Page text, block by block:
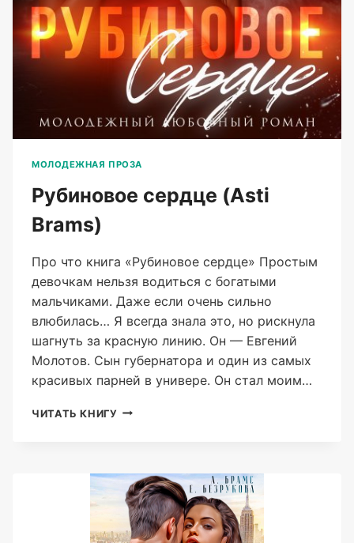
МОЛОДЕЖНАЯ ПРОЗА
Рубиновое сердце (Asti
Brams)
Про что книга «Рубиновое сердце» Простым
девочкам нельзя водиться с богатыми
мальчиками. Даже если очень сильно
влюбилась… Я всегда знала это, но рискнула
шагнуть за красную линию. Он — Евгений
Молотов. Сын губернатора и один из самых
красивых парней в универе. Он стал моим…
ЧИТАТЬ КНИГУ РУБИНОВОЕ